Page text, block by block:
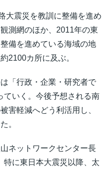
大震災を教訓に整備を進め
測網のほか、2011年の東
備を進めている海域の地
2100カ所に及ぶ。
「行政・企業・研究者で
ていく。今後予想される南
害軽減へどう利活用し、
。
ネットワークセンター長
特に東日本大震災以降、太